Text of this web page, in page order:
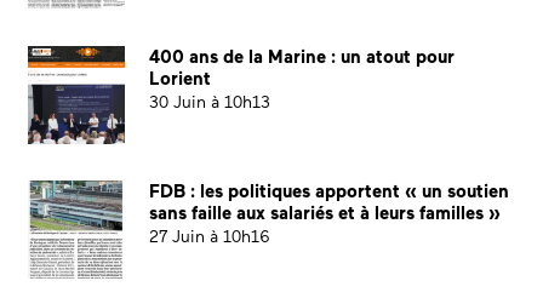
400 ans de la Marine : un atout pour
Lorient
30 Juin à 10h13
FDB : les politiques apportent « un soutien
sans faille aux salariés et à leurs familles »
27 Juin à 10h16